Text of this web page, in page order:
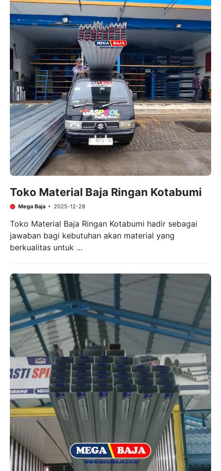
Toko Material Baja Ringan Kotabumi
Mega Baja 2025-12-28
Toko Material Baja Ringan Kotabumi hadir sebagai
jawaban bagi kebutuhan akan material yang
berkualitas untuk ...